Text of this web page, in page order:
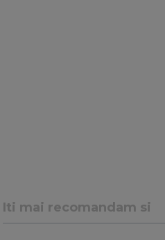
Iti mai recomandam si